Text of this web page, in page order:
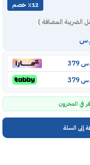
٪12 خصم
الضريبة المضافة )
في المخزون
إلى السلة